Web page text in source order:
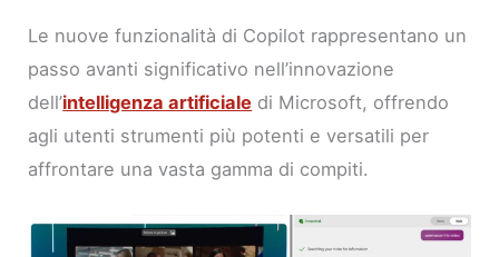
Le nuove funzionalità di Copilot rappresentano un
passo avanti significativo nell’innovazione
dell’intelligenza artificiale di Microsoft, offrendo
agli utenti strumenti più potenti e versatili per
affrontare una vasta gamma di compiti.